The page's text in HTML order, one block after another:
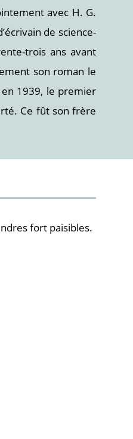
avec H. G.
de science-
trois ans avant
son roman le
1939, le premier
Ce fût son frère
fort paisibles.